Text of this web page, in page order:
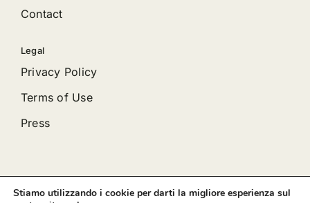
Contact
Legal
Privacy Policy
Terms of Use
Press
© 2012 - 2026 •Avadais aWebsite BuilderforWordPress
Stiamo utilizzando i cookie per darti la migliore esperienza sul